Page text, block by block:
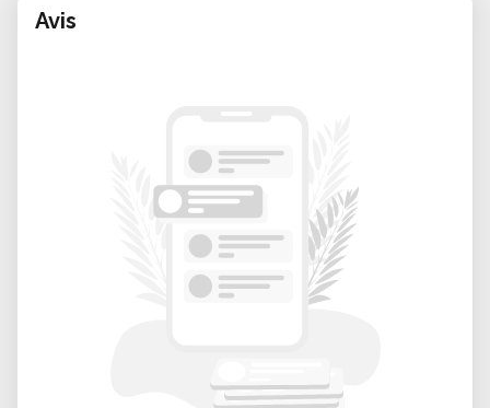
para trabajar sin problemas con el filamento
extrusión consistente reducen los fallos de
• Ideal para educación y prototipado:
Perfecta para estudiantes, ingenieros y
diseñadores que buscan dar vida a sus ideas.
Avis